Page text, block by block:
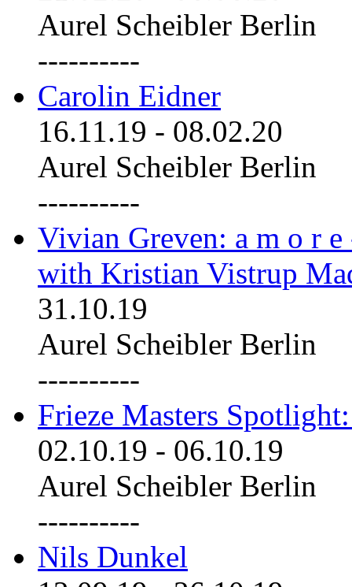
Aurel Scheibler Berlin
----------
Carolin Eidner
16.11.19 - 08.02.20
Aurel Scheibler Berlin
----------
Vivian Greven: a m o r
with Kristian Vistrup
31.10.19
Aurel Scheibler Berlin
----------
Frieze Masters
02.10.19 - 06.10.19
Aurel Scheibler Berlin
----------
Nils Dunkel